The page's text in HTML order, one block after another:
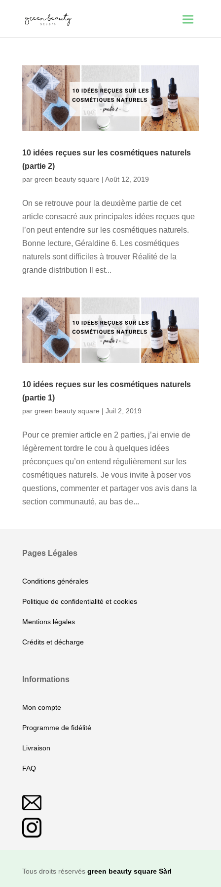
10 idées reçues sur les cosmétiques naturels
(partie 2)
par green beauty square | Août 12, 2019
On se retrouve pour la deuxième partie de cet
article consacré aux principales idées reçues que
l’on peut entendre sur les cosmétiques naturels.
Bonne lecture, Géraldine 6. Les cosmétiques
naturels sont difficiles à trouver Réalité de la
grande distribution Il est...
10 idées reçues sur les cosmétiques naturels
(partie 1)
par green beauty square | Juil 2, 2019
Pour ce premier article en 2 parties, j’ai envie de
légèrement tordre le cou à quelques idées
préconçues qu’on entend régulièrement sur les
cosmétiques naturels. Je vous invite à poser vos
questions, commenter et partager vos avis dans la
section communauté, au bas de...
Pages Légales
Conditions générales
Politique de confidentialité et cookies
Mentions légales
Crédits et décharge
Informations
Mon compte
Programme de fidélité
Livraison
FAQ
Tous droits réservés green beauty square Sàrl